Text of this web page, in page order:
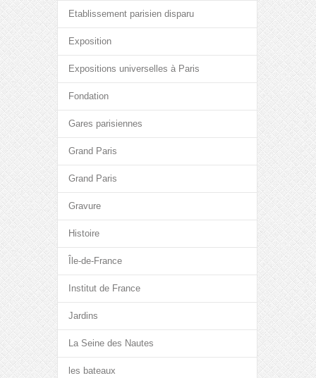
Etablissement parisien disparu
Exposition
Expositions universelles à Paris
Fondation
Gares parisiennes
Grand Paris
Grand Paris
Gravure
Histoire
Île-de-France
Institut de France
Jardins
La Seine des Nautes
les bateaux